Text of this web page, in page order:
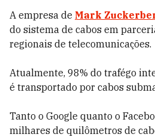
A empresa de Mark
do sistema de cabos em
regionais de telecomunicações.
Atualmente, 98% do trafégo
é transportado por cabos
Tanto o Google quanto o
milhares de quilômetros de